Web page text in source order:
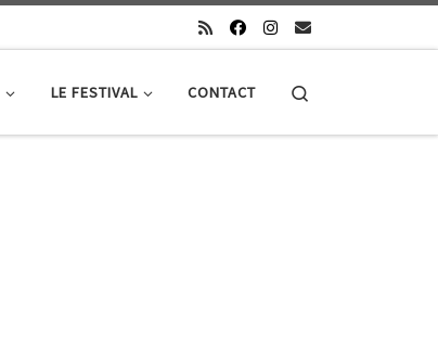
LE FESTIVAL CONTACT